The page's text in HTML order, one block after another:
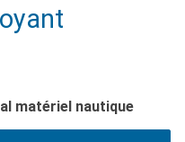
matériel nautique